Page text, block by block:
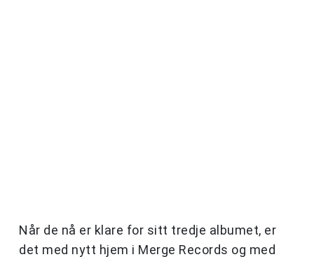
Når de nå er klare for sitt tredje albumet, er
det med nytt hjem i Merge Records og med